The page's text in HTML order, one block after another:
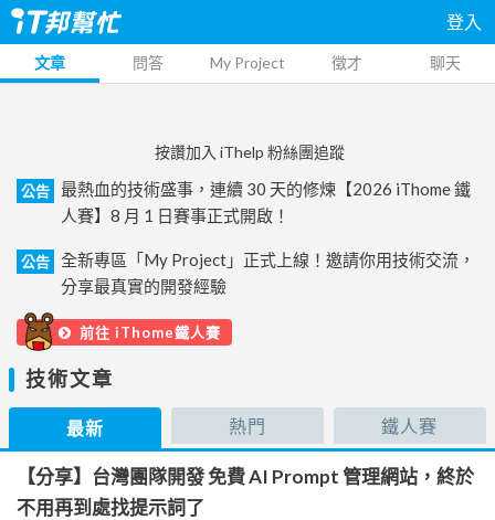
登入
文章 問答 My Project 徵才 聊天
按讚加入 iThelp 粉絲團追蹤
公告
最熱血的技術盛事，連續 30 天的修煉【2026 iThome 鐵
人賽】8 月 1 日賽事正式開啟！
公告
全新專區「My Project」正式上線！邀請你用技術交流，
分享最真實的開發經驗
前往 iThome鐵人賽
技術文章
最新 熱門 鐵人賽
【分享】台灣團隊開發 免費 AI Prompt 管理網站，終於
不用再到處找提示詞了